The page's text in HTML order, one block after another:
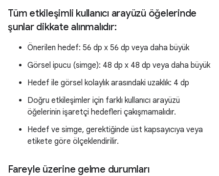
Tüm etkileşimli kullanıcı arayüzü öğelerinde
şunlar dikkate alınmalıdır:
Önerilen hedef: 56 dp x 56 dp veya daha büyük
Görsel ipucu (simge): 48 dp x 48 dp veya daha büyük
Hedef ile görsel kolaylık arasındaki uzaklık: 4 dp
Doğru etkileşimler için farklı kullanıcı arayüzü
öğelerinin işaretçi hedefleri çakışmamalıdır.
Hedef ve simge, gerektiğinde üst kapsayıcıya veya
etikete göre ölçeklendirilir.
Fareyle üzerine gelme durumları